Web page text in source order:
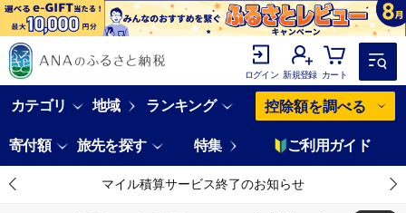
ログイン 新規登録 カート
カテゴリ 地域 ランキング 控除額を調べる
寄付額 旅先を探す 特集 ご利用ガイド
マイル積算サービス終了のお知らせ